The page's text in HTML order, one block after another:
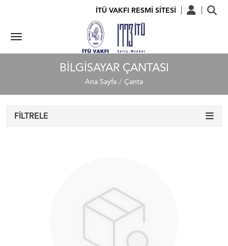
İTÜ VAKFI RESMİ SİTESİ
BILGISAYAR ÇANTASI
Ana Sayfa Çanta
FILTRELE